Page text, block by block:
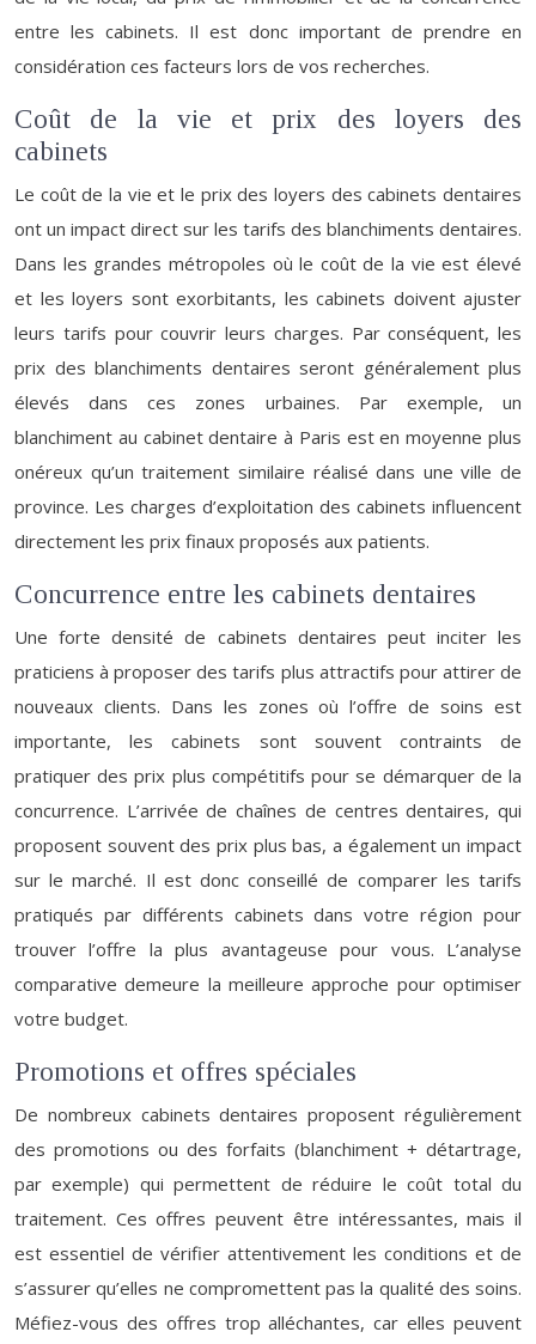
entre les cabinets. Il est donc important de prendre en
considération ces facteurs lors de vos recherches.
Coût de la vie et prix des loyers des
cabinets
Le coût de la vie et le prix des loyers des cabinets dentaires
ont un impact direct sur les tarifs des blanchiments dentaires.
Dans les grandes métropoles où le coût de la vie est élevé
et les loyers sont exorbitants, les cabinets doivent ajuster
leurs tarifs pour couvrir leurs charges. Par conséquent, les
prix des blanchiments dentaires seront généralement plus
élevés dans ces zones urbaines. Par exemple, un
blanchiment au cabinet dentaire à Paris est en moyenne plus
onéreux qu’un traitement similaire réalisé dans une ville de
province. Les charges d’exploitation des cabinets influencent
directement les prix finaux proposés aux patients.
Concurrence entre les cabinets dentaires
Une forte densité de cabinets dentaires peut inciter les
praticiens à proposer des tarifs plus attractifs pour attirer de
nouveaux clients. Dans les zones où l’offre de soins est
importante, les cabinets sont souvent contraints de
pratiquer des prix plus compétitifs pour se démarquer de la
concurrence. L’arrivée de chaînes de centres dentaires, qui
proposent souvent des prix plus bas, a également un impact
sur le marché. Il est donc conseillé de comparer les tarifs
pratiqués par différents cabinets dans votre région pour
trouver l’offre la plus avantageuse pour vous. L’analyse
comparative demeure la meilleure approche pour optimiser
votre budget.
Promotions et offres spéciales
De nombreux cabinets dentaires proposent régulièrement
des promotions ou des forfaits (blanchiment + détartrage,
par exemple) qui permettent de réduire le coût total du
traitement. Ces offres peuvent être intéressantes, mais il
est essentiel de vérifier attentivement les conditions et de
s’assurer qu’elles ne compromettent pas la qualité des soins.
Méfiez-vous des offres trop alléchantes, car elles peuvent